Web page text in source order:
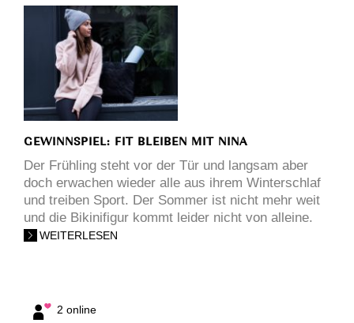
GEWINNSPIEL: FIT BLEIBEN MIT NINA
Der Frühling steht vor der Tür und langsam aber
doch erwachen wieder alle aus ihrem Winterschlaf
und treiben Sport. Der Sommer ist nicht mehr weit
und die Bikinifigur kommt leider nicht von alleine.
WEITERLESEN
2 online